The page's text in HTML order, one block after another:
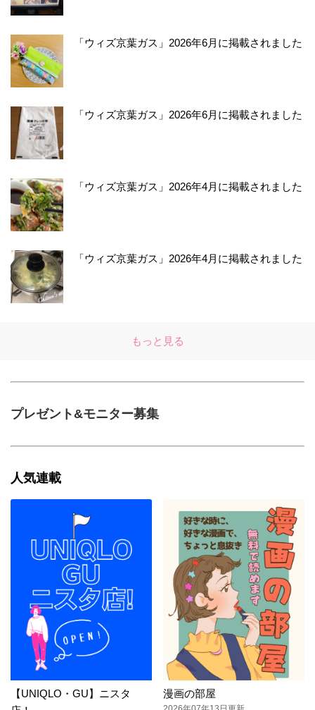
「ウィズ京葉ガス」2026年6月に掲載されました
「ウィズ京葉ガス」2026年6月に掲載されました
「ウィズ京葉ガス」2026年4月に掲載されました
「ウィズ京葉ガス」2026年4月に掲載されました
もっと見る
プレゼント&モニター募集
人気連載
【UNIQLO・GU】ニスタ
漫画の部屋